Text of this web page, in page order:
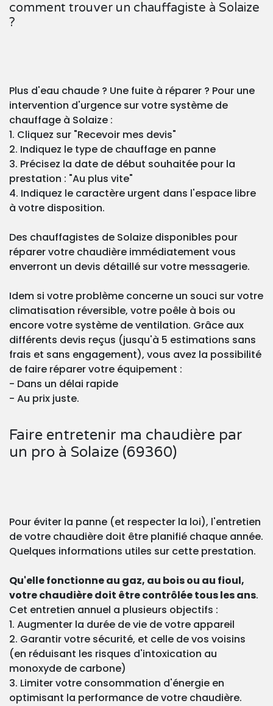
comment trouver un chauffagiste à Solaize
?
Plus d'eau chaude ? Une fuite à réparer ? Pour une
intervention d'urgence sur votre système de
chauffage à Solaize :
1. Cliquez sur "Recevoir mes devis"
2. Indiquez le type de chauffage en panne
3. Précisez la date de début souhaitée pour la
prestation : "Au plus vite"
4. Indiquez le caractère urgent dans l'espace libre
à votre disposition.
Des chauffagistes de Solaize disponibles pour
réparer votre chaudière immédiatement vous
enverront un devis détaillé sur votre messagerie.
Idem si votre problème concerne un souci sur votre
climatisation réversible, votre poêle à bois ou
encore votre système de ventilation. Grâce aux
différents devis reçus (jusqu'à 5 estimations sans
frais et sans engagement), vous avez la possibilité
de faire réparer votre équipement :
- Dans un délai rapide
- Au prix juste.
Faire entretenir ma chaudière par
un pro à Solaize (69360)
Pour éviter la panne (et respecter la loi), l'entretien
de votre chaudière doit être planifié chaque année.
Quelques informations utiles sur cette prestation.
Qu'elle fonctionne au gaz, au bois ou au fioul,
votre chaudière doit être contrôlée tous les ans.
Cet entretien annuel a plusieurs objectifs :
1. Augmenter la durée de vie de votre appareil
2. Garantir votre sécurité, et celle de vos voisins
(en réduisant les risques d'intoxication au
monoxyde de carbone)
3. Limiter votre consommation d'énergie en
optimisant la performance de votre chaudière.